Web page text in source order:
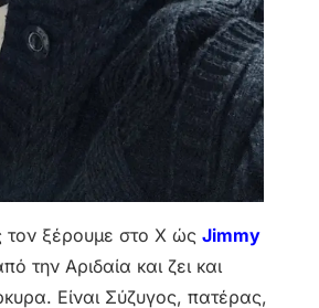
ξέρουμε στο Χ ώς Jimmy
την Αριδαία και ζει και
Είναι Σύζυγος, πατέρας,